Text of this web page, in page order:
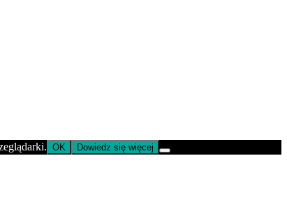
OK Dowiedz się więcej